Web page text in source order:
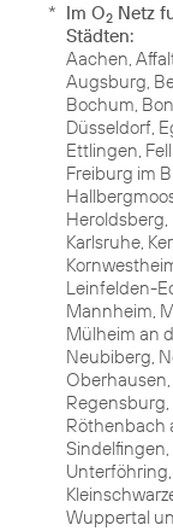
* Im O2 Netz
Städten:
Aachen,
Augsburg,
Bochum,
Düsseldorf,
Ettlingen,
Freiburg im
Karlsruhe,
Leinfelden-
Mannheim,
Mülheim an
Neubiberg,
Regensburg,
Röthenbach
Wuppertal